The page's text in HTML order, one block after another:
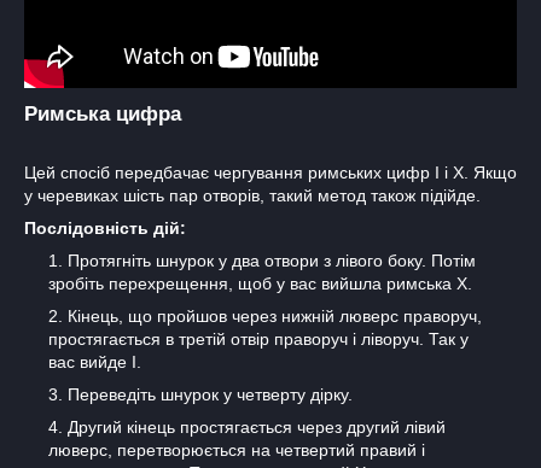
Римська цифра
Цей спосіб передбачає чергування римських цифр I і X. Якщо
у черевиках шість пар отворів, такий метод також підійде.
Послідовність дій:
Протягніть шнурок у два отвори з лівого боку. Потім
зробіть перехрещення, щоб у вас вийшла римська X.
Кінець, що пройшов через нижній люверс праворуч,
простягається в третій отвір праворуч і ліворуч. Так у
вас вийде I.
Переведіть шнурок у четверту дірку.
Другий кінець простягається через другий лівий
люверс, перетворюється на четвертий правий і